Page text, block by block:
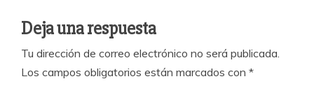
Deja una respuesta
Tu dirección de correo electrónico no será publicada.
Los campos obligatorios están marcados con *